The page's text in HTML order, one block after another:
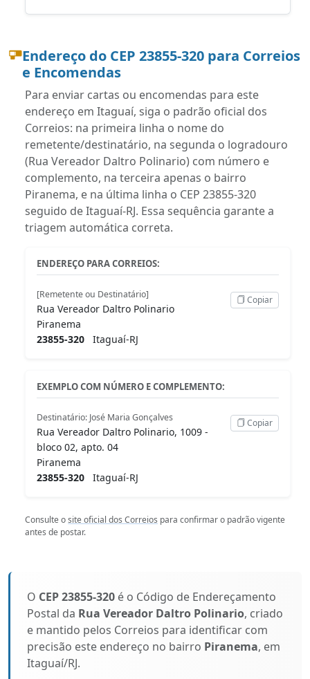
Endereço do CEP 23855-320 para Correios
e Encomendas
Para enviar cartas ou encomendas para este
endereço em Itaguaí, siga o padrão oficial dos
Correios: na primeira linha o nome do
remetente/destinatário, na segunda o logradouro
(Rua Vereador Daltro Polinario) com número e
complemento, na terceira apenas o bairro
Piranema, e na última linha o CEP 23855-320
seguido de Itaguaí-RJ. Essa sequência garante a
triagem automática correta.
ENDEREÇO PARA CORREIOS:
[Remetente ou Destinatário]
Rua Vereador Daltro Polinario
Piranema
23855-320 Itaguaí-RJ
Copiar
EXEMPLO COM NÚMERO E COMPLEMENTO:
Destinatário: José Maria Gonçalves
Rua Vereador Daltro Polinario, 1009 -
bloco 02, apto. 04
Piranema
23855-320 Itaguaí-RJ
Copiar
Consulte osite oficial dos Correios para confirmar o padrão vigente
antes de postar.
O CEP 23855-320 é o Código de Endereçamento
Postal da Rua Vereador Daltro Polinario, criado
e mantido pelos Correios para identificar com
precisão este endereço no bairro Piranema, em
Itaguaí/RJ.